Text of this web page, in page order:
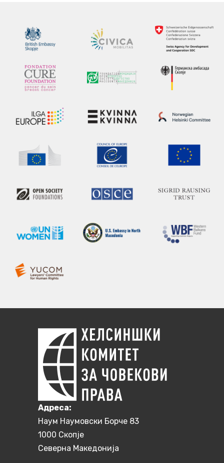
Aдреса:
Наум Наумовски Борче 83
1000 Скопје
Северна Македонија